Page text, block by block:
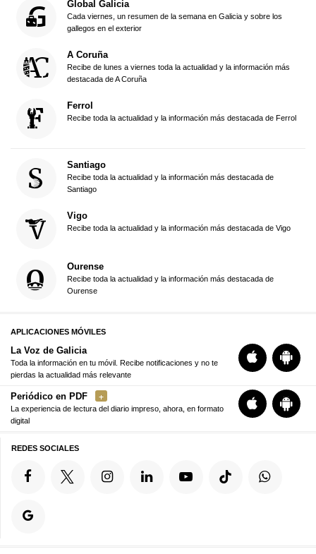
Global Galicia
Cada viernes, un resumen de la semana en Galicia y sobre los
gallegos en el exterior
A Coruña
Recibe de lunes a viernes toda la actualidad y la información más
destacada de A Coruña
Ferrol
Recibe toda la actualidad y la información más destacada de Ferrol
Santiago
Recibe toda la actualidad y la información más destacada de
Santiago
Vigo
Recibe toda la actualidad y la información más destacada de Vigo
Ourense
Recibe toda la actualidad y la información más destacada de
Ourense
APLICACIONES MÓVILES
La Voz de Galicia
Toda la información en tu móvil. Recibe notificaciones y no te
pierdas la actualidad más relevante
Periódico en PDF
La experiencia de lectura del diario impreso, ahora, en formato
digital
REDES SOCIALES